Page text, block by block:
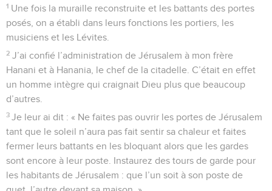
1 Une fois la muraille reconstruite et les battants des portes
posés, on a établi dans leurs fonctions les portiers, les
musiciens et les Lévites.
2 J’ai confié l’administration de Jérusalem à mon frère
Hanani et à Hanania, le chef de la citadelle. C’était en effet
un homme intègre qui craignait Dieu plus que beaucoup
d’autres.
3 Je leur ai dit : « Ne faites pas ouvrir les portes de Jérusalem
tant que le soleil n’aura pas fait sentir sa chaleur et faites
fermer leurs battants en les bloquant alors que les gardes
sont encore à leur poste. Instaurez des tours de garde pour
les habitants de Jérusalem : que l’un soit à son poste de